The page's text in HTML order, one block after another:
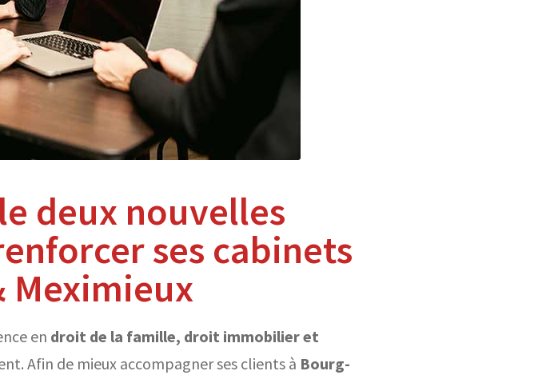
deux nouvelles
ses cabinets
Meximieux
en droit de la famille, droit immobilier et
Afin de mieux accompagner ses clients à Bourg-